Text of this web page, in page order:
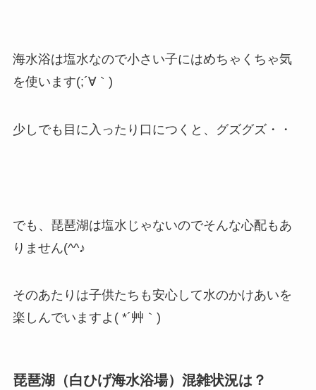
海水浴は塩水なので小さい子にはめちゃくちゃ気
を使います(;´∀｀)
少しでも目に入ったり口につくと、グズグズ・・
でも、琵琶湖は塩水じゃないのでそんな心配もあ
りません(^^♪
そのあたりは子供たちも安心して水のかけあいを
楽しんでいますよ( *´艸｀)
琵琶湖（白ひげ海水浴場）混雑状況は？